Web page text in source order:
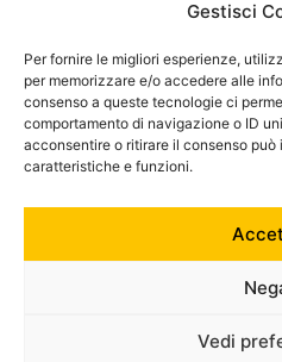
Gestisci
Per fornire le migliori esperienze,
per memorizzare e/o accedere alle
consenso a queste tecnologie ci
comportamento di navigazione o ID
acconsentire o ritirare il consenso
caratteristiche e funzioni.
Vedi
Hai bisogno di aiuto?
+39